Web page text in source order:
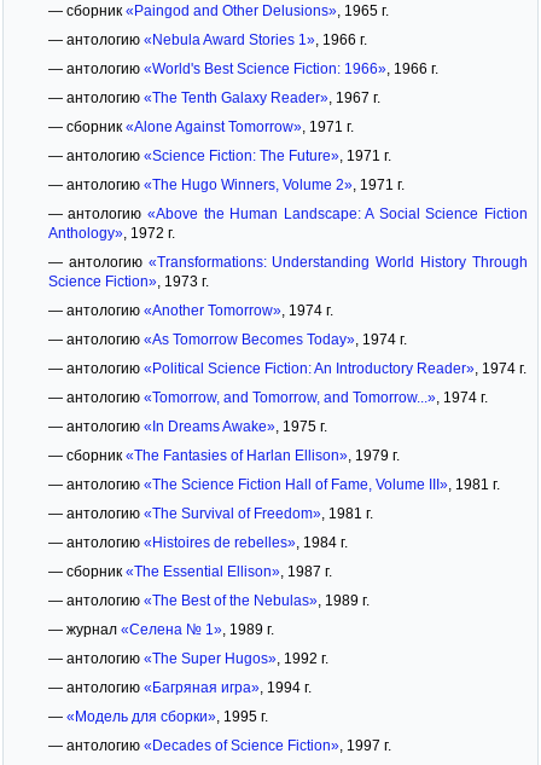
— сборник «Paingod and Other Delusions», 1965 г.
— антологию «Nebula Award Stories 1», 1966 г.
— антологию «World's Best Science Fiction: 1966», 1966 г.
— антологию «The Tenth Galaxy Reader», 1967 г.
— сборник «Alone Against Tomorrow», 1971 г.
— антологию «Science Fiction: The Future», 1971 г.
— антологию «The Hugo Winners, Volume 2», 1971 г.
— антологию «Above the Human Landscape: A Social Science Fiction
Anthology», 1972 г.
— антологию «Transformations: Understanding World History Through
Science Fiction», 1973 г.
— антологию «Another Tomorrow», 1974 г.
— антологию «As Tomorrow Becomes Today», 1974 г.
— антологию «Political Science Fiction: An Introductory Reader», 1974 г.
— антологию «Tomorrow, and Tomorrow, and Tomorrow...», 1974 г.
— антологию «In Dreams Awake», 1975 г.
— сборник «The Fantasies of Harlan Ellison», 1979 г.
— антологию «The Science Fiction Hall of Fame, Volume III», 1981 г.
— антологию «The Survival of Freedom», 1981 г.
— антологию «Histoires de rebelles», 1984 г.
— сборник «The Essential Ellison», 1987 г.
— антологию «The Best of the Nebulas», 1989 г.
— журнал «Селена № 1», 1989 г.
— антологию «The Super Hugos», 1992 г.
— антологию «Багряная игра», 1994 г.
— «Модель для сборки», 1995 г.
— антологию «Decades of Science Fiction», 1997 г.